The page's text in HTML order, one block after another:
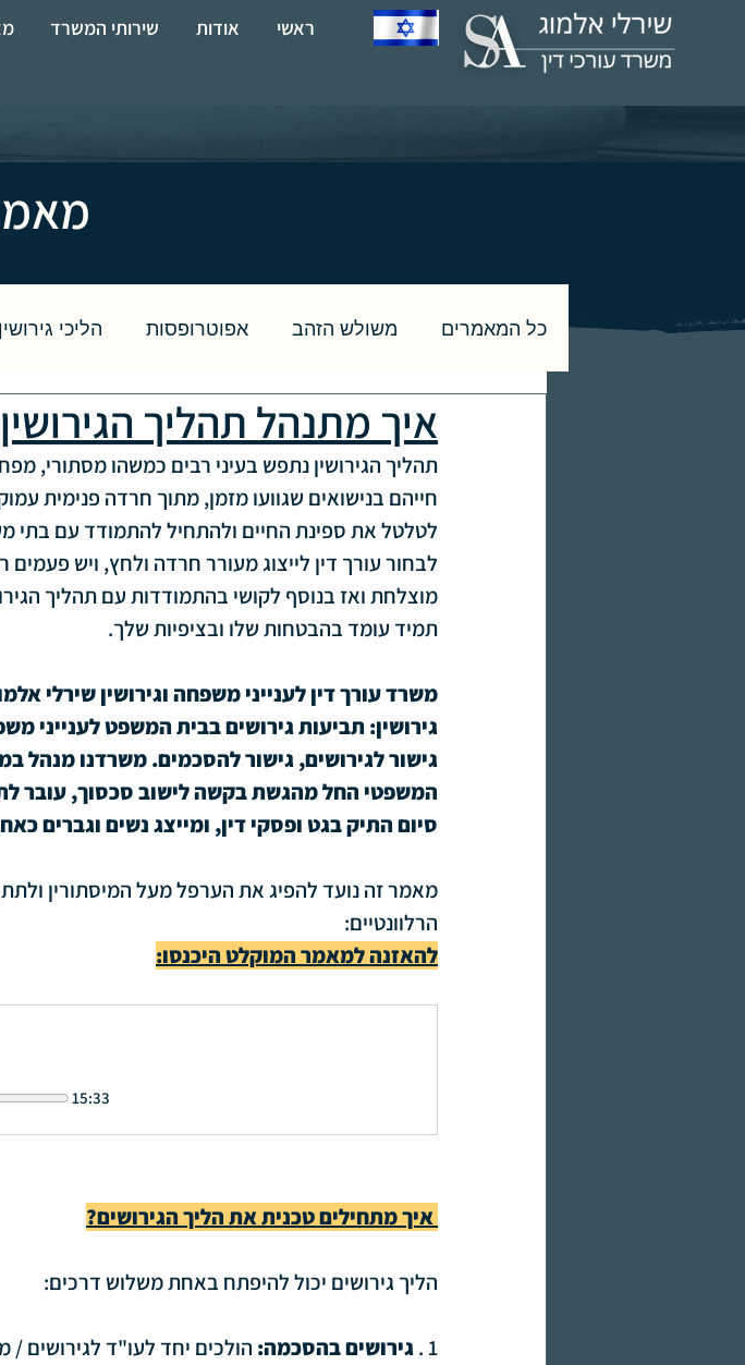
ראשי אודות שירותי המשרד
כל המאמרים משולש הזהב אפוטרופסות הליכי גירושין
תביעות רכושיות בהליך גירושין מזונות קטינים ואישה
הליכים בבית דין רבני הליכים בבית משפט למשפחה
איך מתנהל תהליך הגירושין
תהליך הגירושין נתפש בעיני רבים כמשהו מסתורי,
חייהם בנישואים שגוועו מזמן, מתוך חרדה פנימית
לטלטל את ספינת החיים ולהתחיל להתמודד עם בתי
לבחור עורך דין לייצוג מעורר חרדה ולחץ, ויש פעמים
מוצלחת ואז בנוסף לקושי בהתמודדות עם תהליך
תמיד עומד בהבטחות שלו ובציפיות שלך.
משרד עורך דין לענייני משפחה וגירושין שירלי
גירושין: תביעות גירושים בבית המשפט לענייני
גישור לגירושים, גישור להסכמים. משרדנו מנהל
המשפטי החל מהגשת בקשה לישוב סכסוך, עובר
סיום התיק בגט ופסקי דין, ומייצג נשים וגברים
מאמר זה נועד להפיג את הערפל מעל המיסתורין
הרלוונטיים:
להאזנה למאמר המוקלט היכנסו:
15:33
הליך גירושים יכול להיפתח באחת משלוש דרכים:
1 . גירושים בהסכמה: הולכים יחד לעו"ד לגירושים